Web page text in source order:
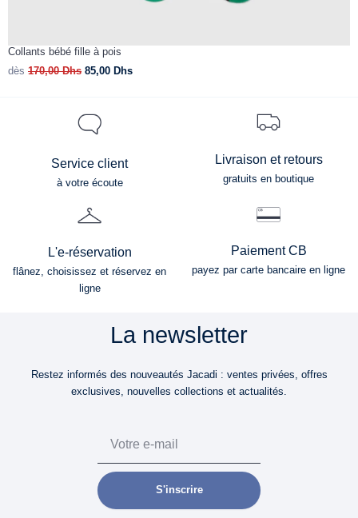
Collants bébé fille à pois
dès 170,00Dhs 85,00 Dhs
Service client
à votre écoute
Livraison et retours
gratuits en boutique
L'e-réservation
flânez, choisissez et réservez en
ligne
Paiement CB
payez par carte bancaire en ligne
La newsletter
Restez informés des nouveautés Jacadi : ventes privées, offres
exclusives, nouvelles collections et actualités.
S'inscrire